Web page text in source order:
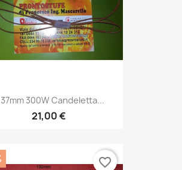
300W Candeletta...
21,00 €
favorite_border